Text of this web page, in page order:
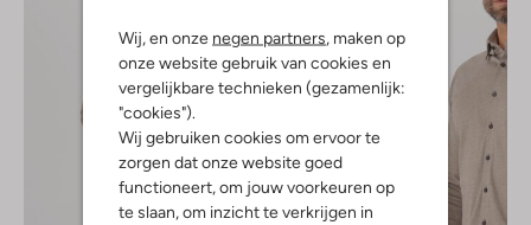
Wij, en onze negen partners , maken op
onze website gebruik van cookies en
vergelijkbare technieken (gezamenlijk:
"cookies").
Wij gebruiken cookies om ervoor te
zorgen dat onze website goed
functioneert, om jouw voorkeuren op
te slaan, om inzicht te verkrijgen in